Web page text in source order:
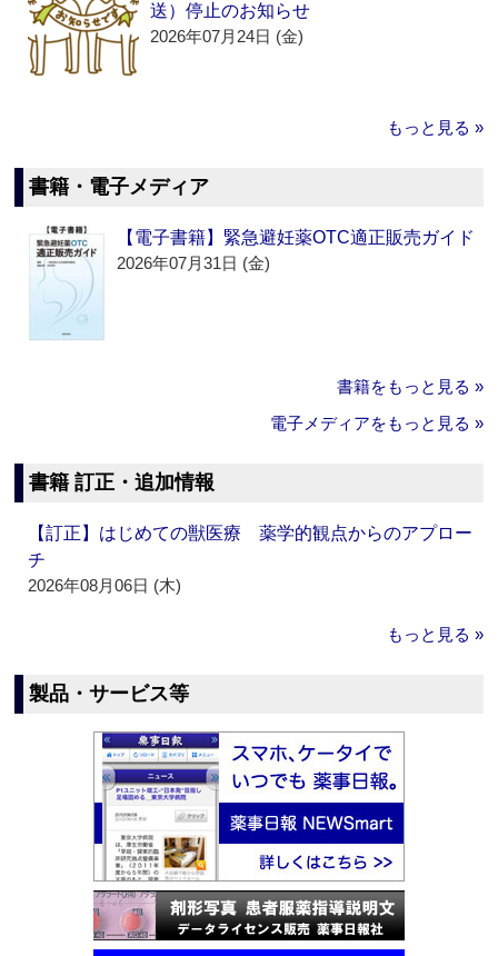
送）停止のお知らせ
2026年07月24日 (金)
もっと見る »
書籍・電子メディア
【電子書籍】緊急避妊薬OTC適正販売ガイド
2026年07月31日 (金)
書籍をもっと見る »
電子メディアをもっと見る »
書籍 訂正・追加情報
【訂正】はじめての獣医療 薬学的観点からのアプロー
チ
2026年08月06日 (木)
もっと見る »
製品・サービス等